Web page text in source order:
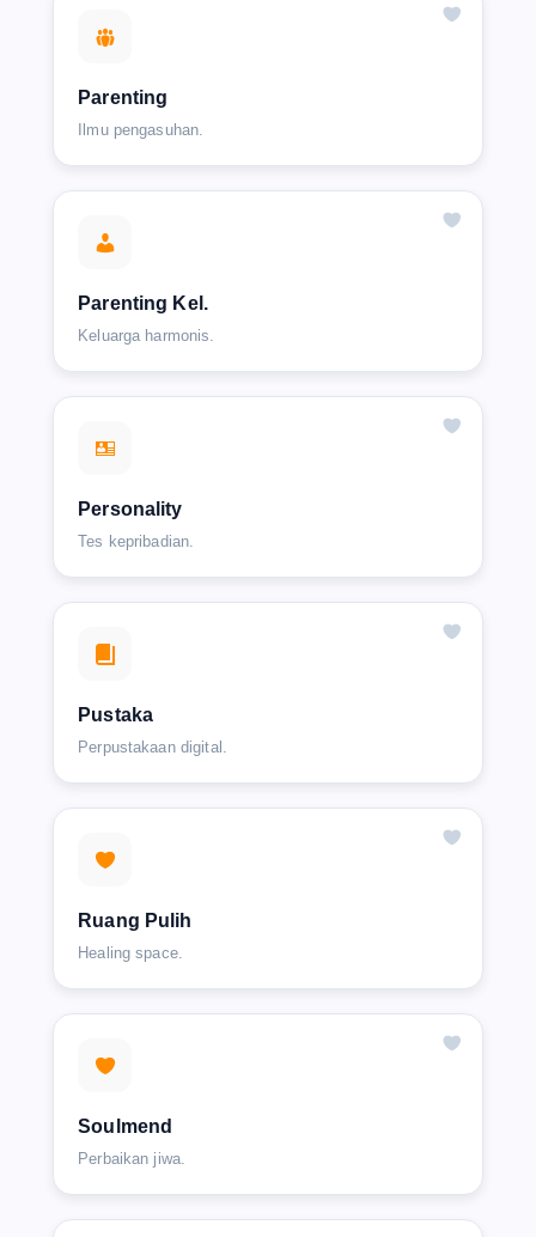
Parenting
Ilmu pengasuhan.
Parenting Kel.
Keluarga harmonis.
Personality
Tes kepribadian.
Pustaka
Perpustakaan digital.
Ruang Pulih
Healing space.
Soulmend
Perbaikan jiwa.